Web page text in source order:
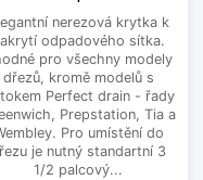
nerezová krytka k
odpadového sítka.
pro všechny modely
dřezů, kromě modelů s
Perfect drain - řady
Prepstation, Tia a
Pro umístění do
je nutný standartní 3
1/2 palcový...